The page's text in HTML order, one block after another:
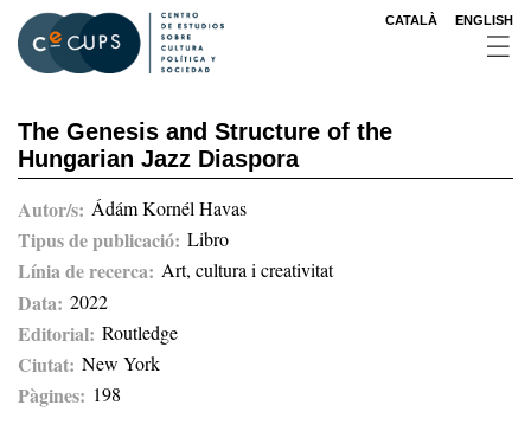
contenido
principal
CATALÀ ENGLISH
The Genesis and Structure of the
Hungarian Jazz Diaspora
Autor/s Ádám Kornél Havas
Tipus de publicació Libro
Línia de recerca Art, cultura i creativitat
Data 2022
Editorial Routledge
Ciutat New York
Pàgines 198